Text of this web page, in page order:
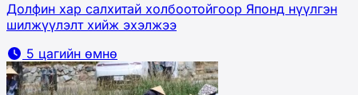
Долфин хар салхитай холбоотойгоор Японд нүүлгэн
шилжүүлэлт хийж эхэлжээ
5 цагийн өмнө